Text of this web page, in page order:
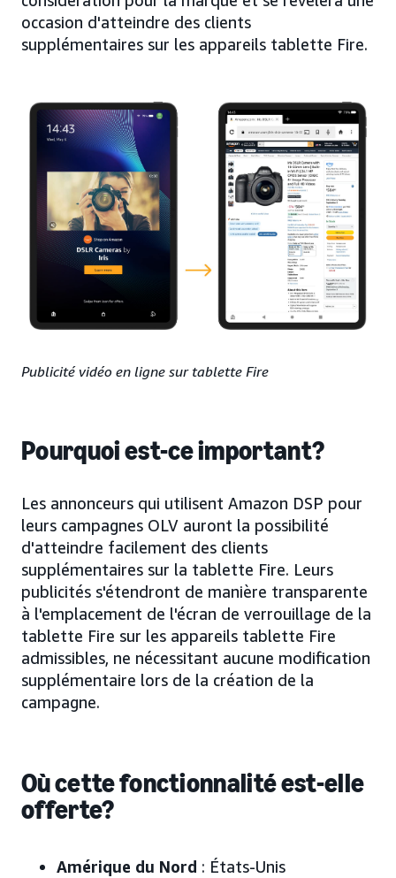
occasion d'atteindre des clients
supplémentaires sur les appareils tablette Fire.
Publicité vidéo en ligne sur tablette Fire
Pourquoi est-ce important?
Les annonceurs qui utilisent Amazon DSP pour
leurs campagnes OLV auront la possibilité
d'atteindre facilement des clients
supplémentaires sur la tablette Fire. Leurs
publicités s'étendront de manière transparente
à l'emplacement de l'écran de verrouillage de la
tablette Fire sur les appareils tablette Fire
admissibles, ne nécessitant aucune modification
supplémentaire lors de la création de la
campagne.
Où cette fonctionnalité est-elle
offerte?
Amérique du Nord : États-Unis